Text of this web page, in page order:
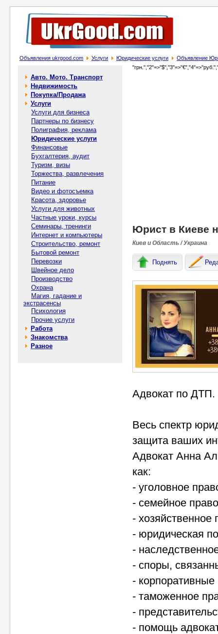
Объявления ukrgood.com Услуги Юридические услуги Объявление
Авто. Мото. Транспорт
Недвижимость
Покупка/Продажа
Услуги
Услуги для бизнеса
Партнеры по бизнесу
Полиграфия, реклама
Юридические услуги
Финансовые
Бухгалтерия, аудит
Туризм, визы
Торжества, развлечения
Питание
Видео и фотосъемка
Красота, здоровье
Услуги для животных
Частные уроки, курсы
Семинары, тренинги
Интернет и компьютеры
Строительство, ремонт
Бытовой ремонт
Перевозки
Швейное дело
Производство
Охрана
Магия, гадание и
экстрасенсы
Психология
Прочие услуги
Работа
Знакомства
Разное
Юрист в Киеве
Киев и Область / Украина
Поднять
Адвокат по ДТП.
Весь спектр
защита ваших
Адвокат Анна
как:
- уголовное
- семейное право
- хозяйственное
- юридическая
-
- споры,
-
- таможенное
-
- помощь